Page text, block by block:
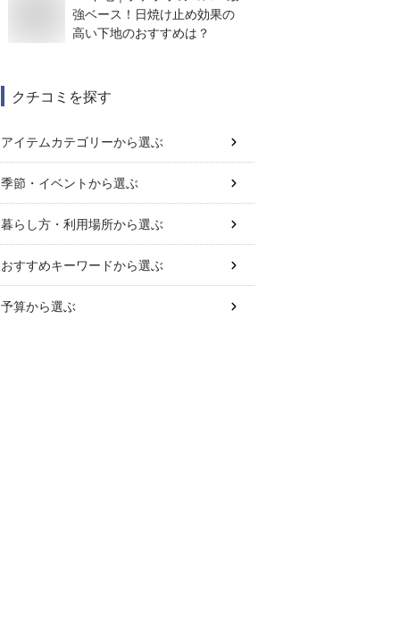
強ベース！日焼け止め効果の
高い下地のおすすめは？
クチコミを探す
アイテムカテゴリーから選ぶ
季節・イベントから選ぶ
暮らし方・利用場所から選ぶ
おすすめキーワードから選ぶ
予算から選ぶ